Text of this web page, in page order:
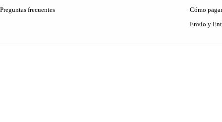
Preguntas frecuentes
Cómo pagar
Envío y